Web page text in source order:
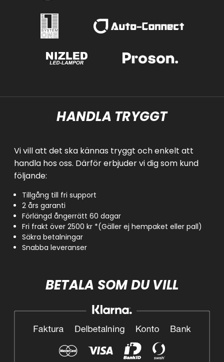
HANDLA TRYGGT
Vi vill att det ska kännas tryggt och enkelt att
handla hos oss. Därför erbjuder vi dig som kund
följande:
Tillgång till fri support
2 års garanti
Förlängd ångerrätt 60 dagar
Fri frakt över 2500 kr *(Gäller ej hempaket eller pall)
Säkra betalningar
Snabba leveranser
BETALA SOM DU VILL